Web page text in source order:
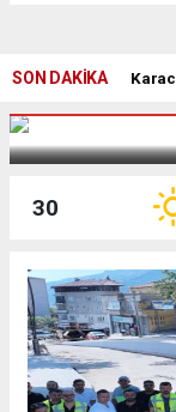
SON DAKİKA
30